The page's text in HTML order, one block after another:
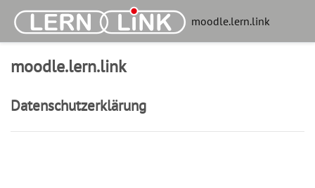
Zum Hauptinhalt
moodle.lern.link
moodle.lern.link
Datenschutzerklärung